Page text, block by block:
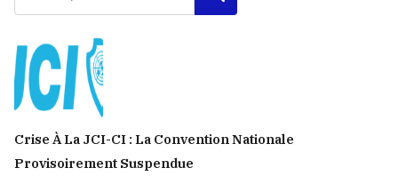
Crise À La JCI-CI : La Convention Nationale
Provisoirement Suspendue